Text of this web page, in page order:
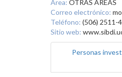
Área: OTRAS AREAS
Correo electrónico:
Teléfono: (506) 2511-
Sitio web:
Personas